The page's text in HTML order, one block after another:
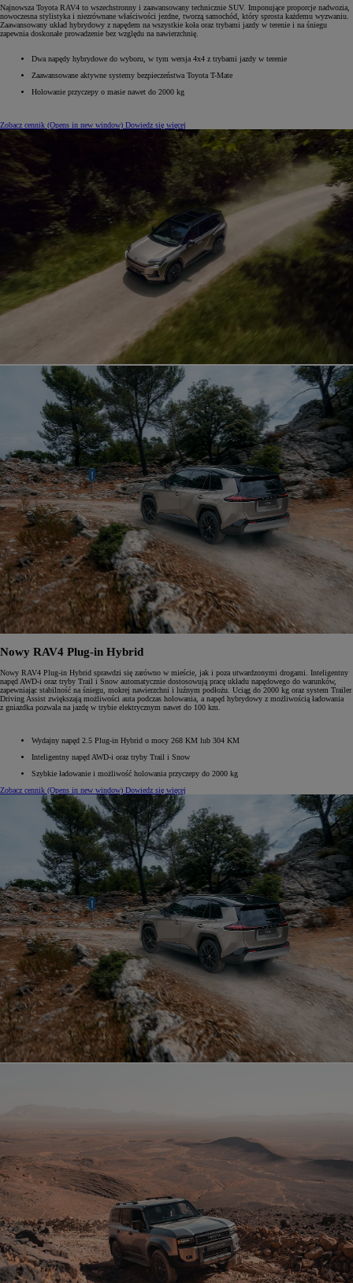
Najnowsza Toyota RAV4 to wszechstronny i zaawansowany technicznie SUV. Imponujące proporcje nadwozia,
nowoczesna stylistyka i niezrównane właściwości jezdne, tworzą samochód, który sprosta każdemu wyzwaniu.
Zaawansowany układ hybrydowy z napędem na wszystkie koła oraz trybami jazdy w terenie i na śniegu
zapewnia doskonałe prowadzenie bez względu na nawierzchnię.
Dwa napędy hybrydowe do wyboru, w tym wersja 4x4 z trybami jazdy w terenie
Zaawansowane aktywne systemy bezpieczeństwa Toyota T-Mate
Holowanie przyczepy o masie nawet do 2000 kg
Zobacz cennik (Opens in new window) Dowiedz się więcej
Nowy RAV4 Plug-in Hybrid
Nowy RAV4 Plug-in Hybrid sprawdzi się zarówno w mieście, jak i poza utwardzonymi drogami. Inteligentny
napęd AWD-i oraz tryby Trail i Snow automatycznie dostosowują pracę układu napędowego do warunków,
zapewniając stabilność na śniegu, mokrej nawierzchni i luźnym podłożu. Uciąg do 2000 kg oraz system Trailer
Driving Assist zwiększają możliwości auta podczas holowania, a napęd hybrydowy z możliwością ładowania
z gniazdka pozwala na jazdę w trybie elektrycznym nawet do 100 km.
Wydajny napęd 2.5 Plug-in Hybrid o mocy 268 KM lub 304 KM
Inteligentny napęd AWD-i oraz tryby Trail i Snow
Szybkie ładowanie i możliwość holowania przyczepy do 2000 kg
Zobacz cennik (Opens in new window) Dowiedz się więcej